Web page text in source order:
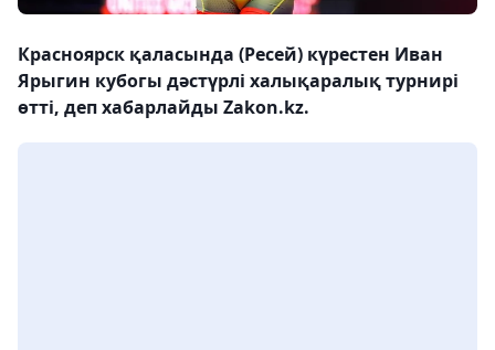
Красноярск қаласында (Ресей) күрестен Иван
Ярыгин кубогы дәстүрлі халықаралық турнирі
өтті, деп хабарлайды Zakon.kz.